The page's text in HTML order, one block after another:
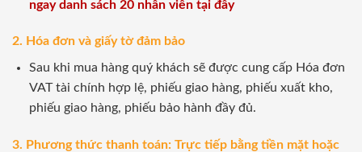
ngay danh sách 20 nhân viên tại đây
2. Hóa đơn và giấy tờ đảm bảo
Sau khi mua hàng quý khách sẽ được cung cấp Hóa đơn
VAT tài chính hợp lệ, phiếu giao hàng, phiếu xuất kho,
phiếu giao hàng, phiếu bảo hành đầy đủ.
3. Phương thức thanh toán: Trực tiếp bằng tiền mặt hoặc